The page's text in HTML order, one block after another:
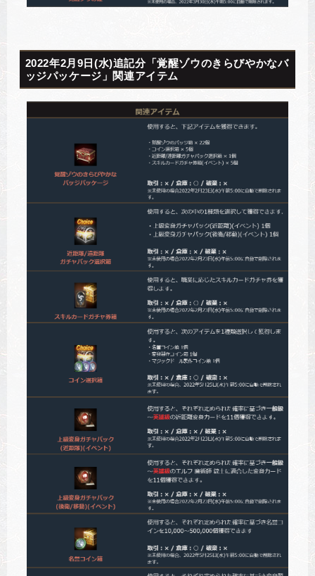
2022年2月9日(水)追記分「覚醒ゾウのきらびやかなバ
ッジパッケージ」関連アイテム